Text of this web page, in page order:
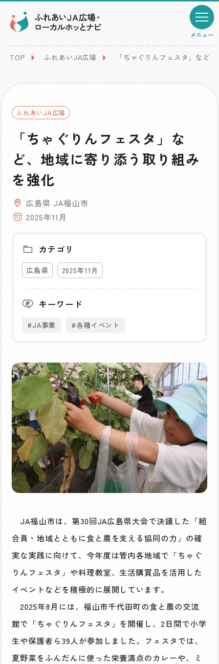
メニュー
TOP ふれあいJA広場 「ちゃぐりんフェスタ」など
ふれあいJA広場
「ちゃぐりんフェスタ」な
ど、地域に寄り添う取り組み
を強化
広島県 JA福山市
2025年11月
カテゴリ
広島県 2025年11月
キーワード
#JA事業 #各種イベント
JA福山市は、第30回JA広島県大会で決議した「組
合員・地域とともに食と農を支える協同の力」の確
実な実践に向けて、今年度は管内各地域で「ちゃぐ
りんフェスタ」や料理教室、生活購買品を活用した
イベントなどを積極的に展開しています。
2025年8月には、福山市千代田町の食と農の交流
館で「ちゃぐりんフェスタ」を開催し、2日間で小学
生や保護者ら39人が参加しました。フェスタでは、
夏野菜をふんだんに使った栄養満点のカレーや、ミ